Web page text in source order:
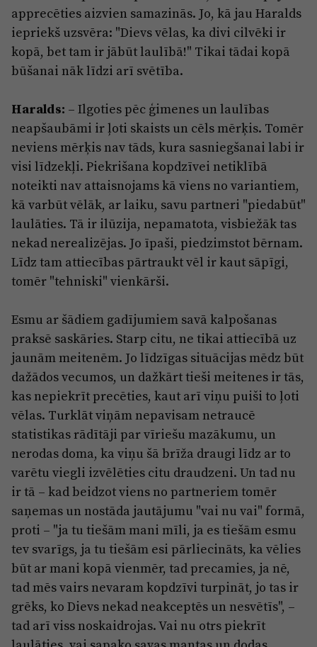
apprecēties aizvien samazinās. Jo, kā jau Haralds
iepriekš uzsvēra: "Dievs vēlas, ka divi cilvēki ir
kopā, bet tam ir jābūt laulībā!" Tikai tādai kopā
būšanai nāk līdzi arī svētība.
Haralds: – Ilgoties pēc ģimenes un laulības
neapšaubāmi ir ļoti skaists un cēls mērķis. Tomēr
neviens mērķis nav tāds, kura sasniegšanai labi ir
visi līdzekļi. Piekrišana kopdzīvei netiklībā
noteikti nav attaisnojams kā viens no variantiem,
kā varbūt vēlāk, ar laiku, savu partneri "piedabūt"
laulāties. Tā ir ilūzija, nepamatota, visbiežāk tas
nekad nerealizējas. Jo īpaši, piedzimstot bērnam.
Līdz tam attiecības pārtraukt vēl ir kaut sāpīgi,
tomēr "tehniski" vienkārši.
Esmu ar šādiem gadījumiem savā kalpošanas
praksē saskāries. Starp citu, ne tikai attiecībā uz
jaunām meitenēm. Jo līdzīgas situācijas mēdz būt
dažādos vecumos, un dažkārt tieši meitenes ir tās,
kas nepiekrīt precēties, kaut arī viņu puiši to ļoti
vēlas. Turklāt viņām nepavisam netraucē
statistikas rādītāji par vīriešu mazākumu, un
nerodas doma, ka viņu šā brīža draugi līdz ar to
varētu viegli izvēlēties citu draudzeni. Un tad nu
ir tā – kad beidzot viens no partneriem tomēr
saņemas un nostāda jautājumu "vai nu vai" formā,
proti – "ja tu tiešām mani mīli, ja es tiešām esmu
tev svarīgs, ja tu tiešām esi pārliecināts, ka vēlies
būt ar mani kopā vienmēr, tad precamies, ja nē,
tad mēs vairs nevaram kopdzīvi turpināt, jo tas ir
grēks, ko Dievs nekad neakceptēs un nesvētīs", –
tad arī viss noskaidrojas. Vai nu otrs piekrīt